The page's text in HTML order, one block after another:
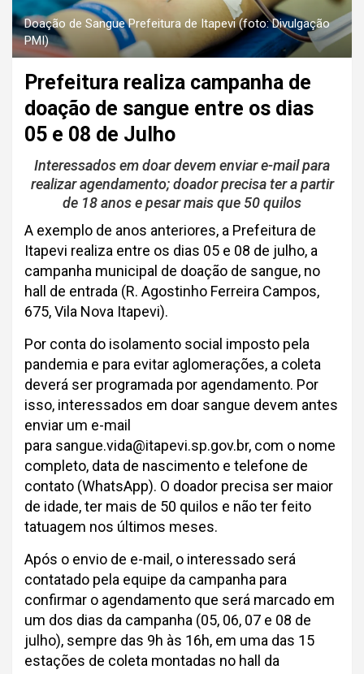
Doação de Sangue Prefeitura de Itapevi (foto: Divulgação
PMI)
Prefeitura realiza campanha de
doação de sangue entre os dias
05 e 08 de Julho
Interessados em doar devem enviar e-mail para
realizar agendamento; doador precisa ter a partir
de 18 anos e pesar mais que 50 quilos
A exemplo de anos anteriores, a Prefeitura de
Itapevi realiza entre os dias 05 e 08 de julho, a
campanha municipal de doação de sangue, no
hall de entrada (R. Agostinho Ferreira Campos,
675, Vila Nova Itapevi).
Por conta do isolamento social imposto pela
pandemia e para evitar aglomerações, a coleta
deverá ser programada por agendamento. Por
isso, interessados em doar sangue devem antes
enviar um e-mail
para sangue.vida@itapevi.sp.gov.br, com o nome
completo, data de nascimento e telefone de
contato (WhatsApp). O doador precisa ser maior
de idade, ter mais de 50 quilos e não ter feito
tatuagem nos últimos meses.
Após o envio de e-mail, o interessado será
contatado pela equipe da campanha para
confirmar o agendamento que será marcado em
um dos dias da campanha (05, 06, 07 e 08 de
julho), sempre das 9h às 16h, em uma das 15
estações de coleta montadas no hall da